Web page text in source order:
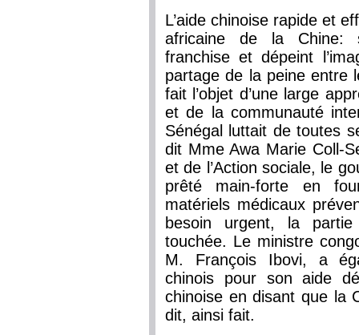
L’aide chinoise rapide et
africaine de la Chine:
franchise et dépeint
partage de la peine entre
fait l’objet d’une large
et de la communauté
Sénégal luttait de toutes
dit Mme Awa Marie Coll-
et de l’Action sociale, le
prêté main-forte en
matériels médicaux
besoin urgent, la
touchée. Le ministre
M. François Ibovi, a
chinois pour son aide
chinoise en disant que la
dit, ainsi fait.